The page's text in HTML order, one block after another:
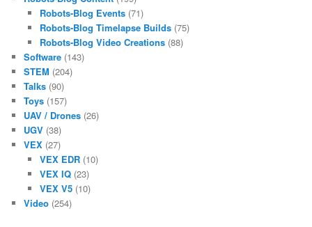
Robots-Blog Events(71)
Robots-Blog Timelapse Builds(75)
Robots-Blog Video Creations(88)
Software (143)
STEM (204)
Talks (90)
Toys (157)
UAV / Drones (26)
UGV (38)
VEX (27)
VEX EDR(10)
VEX IQ(23)
VEX V5(10)
Video (254)